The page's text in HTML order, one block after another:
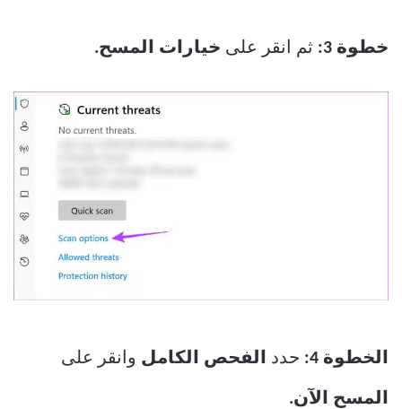
خطوة 3: ثم انقر على خيارات المسح.
الخطوة 4: حدد الفحص الكامل وانقر على
المسح الآن.